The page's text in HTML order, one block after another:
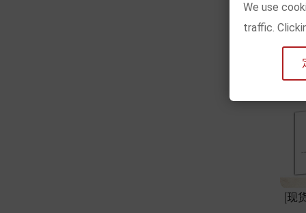
[现
We use
traffic.